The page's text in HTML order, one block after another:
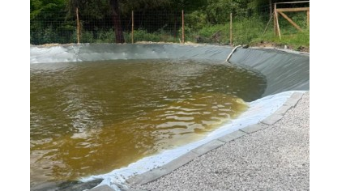
záznamník/fax.377443505 mob.725725474
hasicikoterov@email.cz
© 2026 eStránky.cz RSS|WebSlice |Tisk| Aktualizováno: 4. 8. 2026
Nahoru ↑